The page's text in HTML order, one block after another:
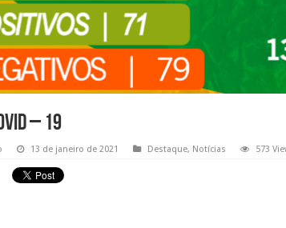
– 19
13 de janeiro de 2021 Destaque, Notícias 573